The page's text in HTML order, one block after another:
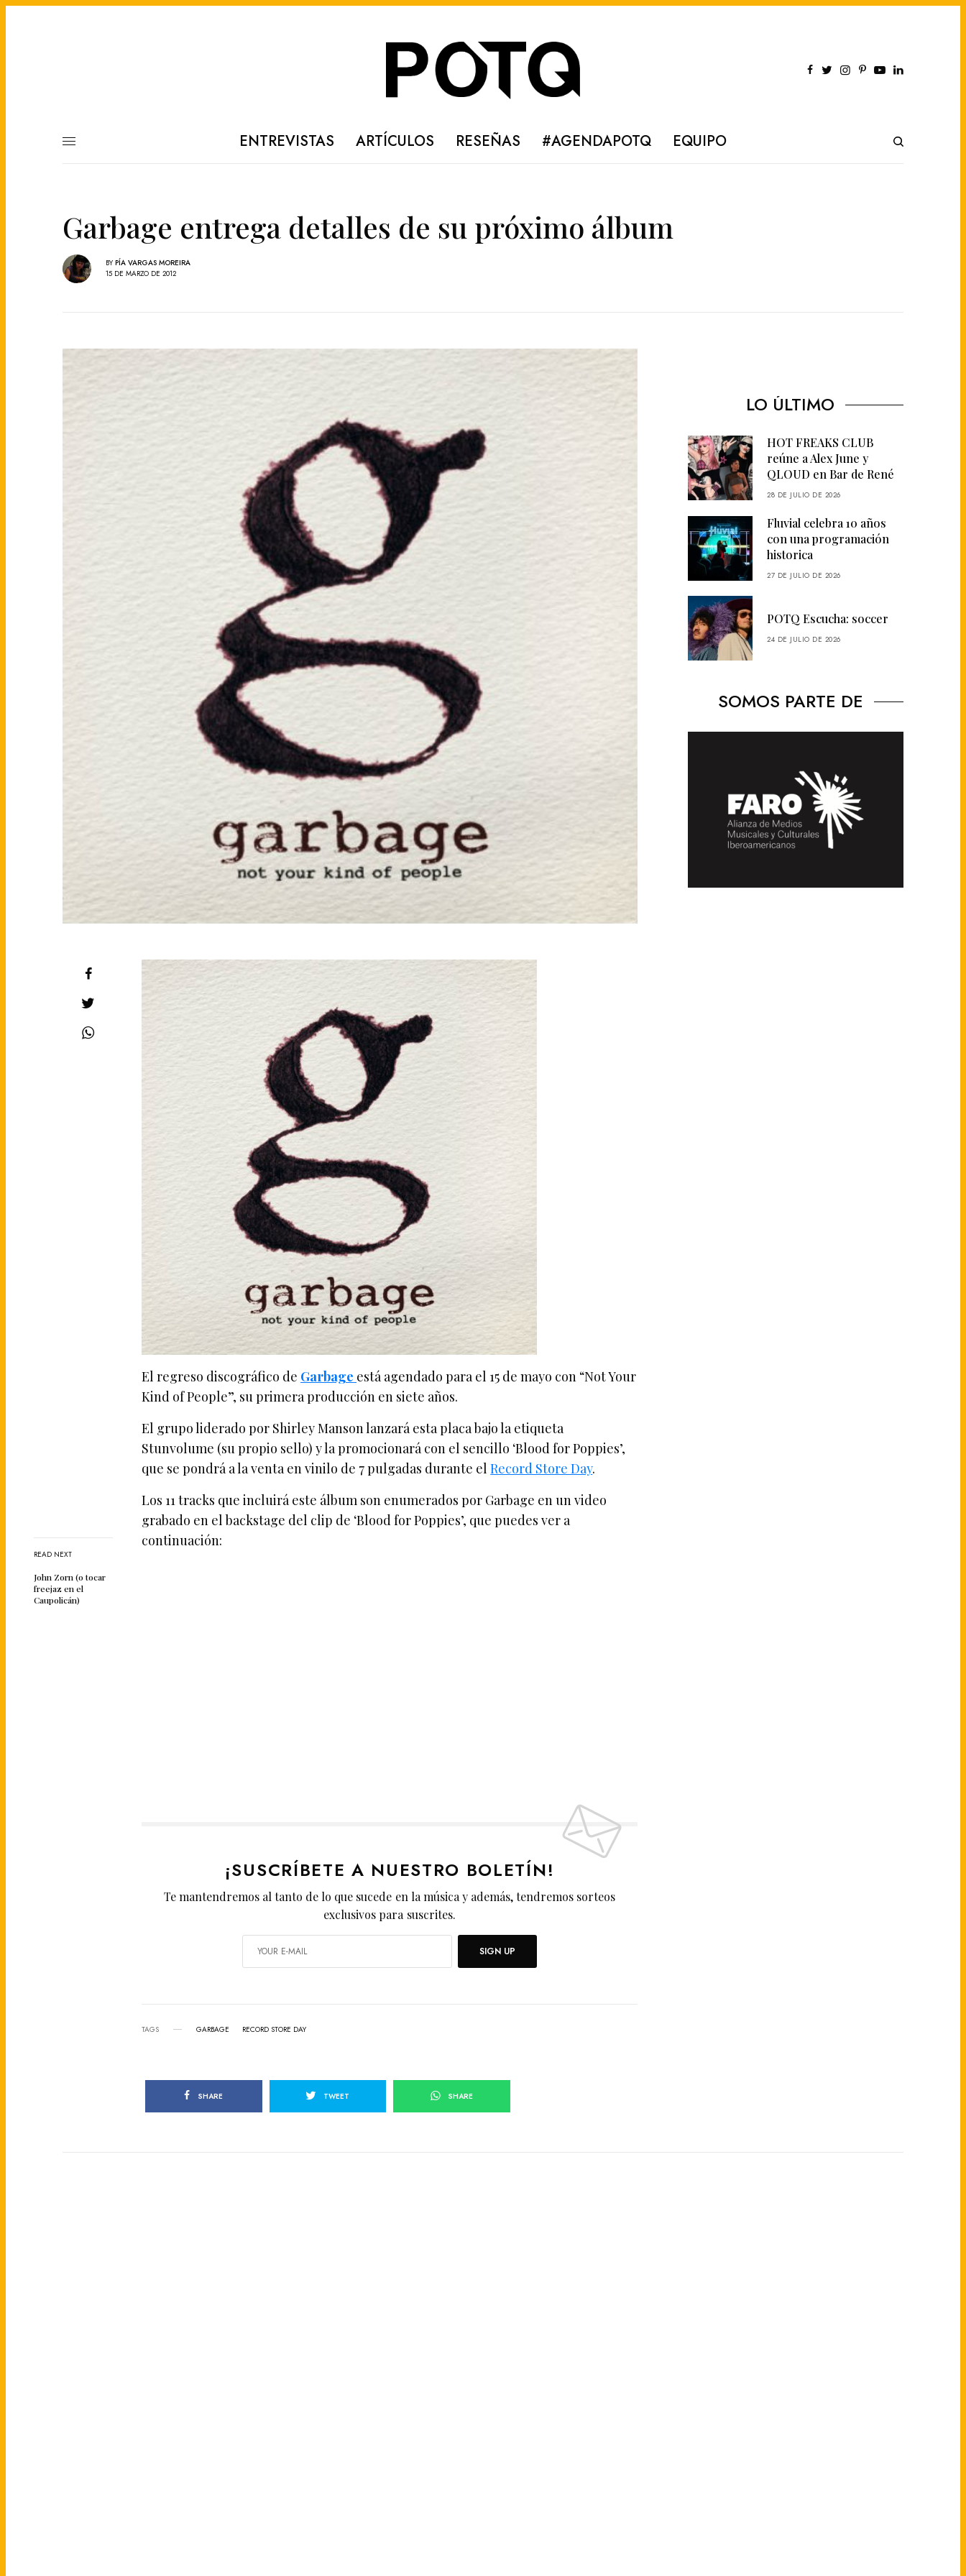
ENTREVISTAS ARTÍCULOS RESEÑAS #AGENDAPOTQ EQUIPO
Garbage entrega detalles de su próximo álbum
BY PÍA VARGAS MOREIRA
15 DE MARZO DE 2012
READ NEXT
John Zorn (o tocar
freejaz en el
Caupolicán)
El regreso discográfico de Garbage está agendado para el 15 de mayo con “Not Your
Kind of People”, su primera producción en siete años.
El grupo liderado por Shirley Manson lanzará esta placa bajo la etiqueta
Stunvolume (su propio sello) y la promocionará con el sencillo ‘Blood for Poppies’,
que se pondrá a la venta en vinilo de 7 pulgadas durante elRecord Store Day.
Los 11 tracks que incluirá este álbum son enumerados por Garbage en un video
grabado en el backstage del clip de ‘Blood for Poppies’, que puedes ver a
continuación:
¡SUSCRÍBETE A NUESTRO BOLETÍN!
Te mantendremos al tanto de lo que sucede en la música y además, tendremos sorteos
exclusivos para suscrites.
SIGN UP
TAGS GARBAGE RECORD STORE DAY
SHARE TWEET SHARE
LO ÚLTIMO
HOT FREAKS CLUB
reúne a Alex June y
QLOUD en Bar de René
28 DE JULIO DE 2026
Fluvial celebra 10 años
con una programación
historica
27 DE JULIO DE 2026
POTQ Escucha: soccer
24 DE JULIO DE 2026
SOMOS PARTE DE